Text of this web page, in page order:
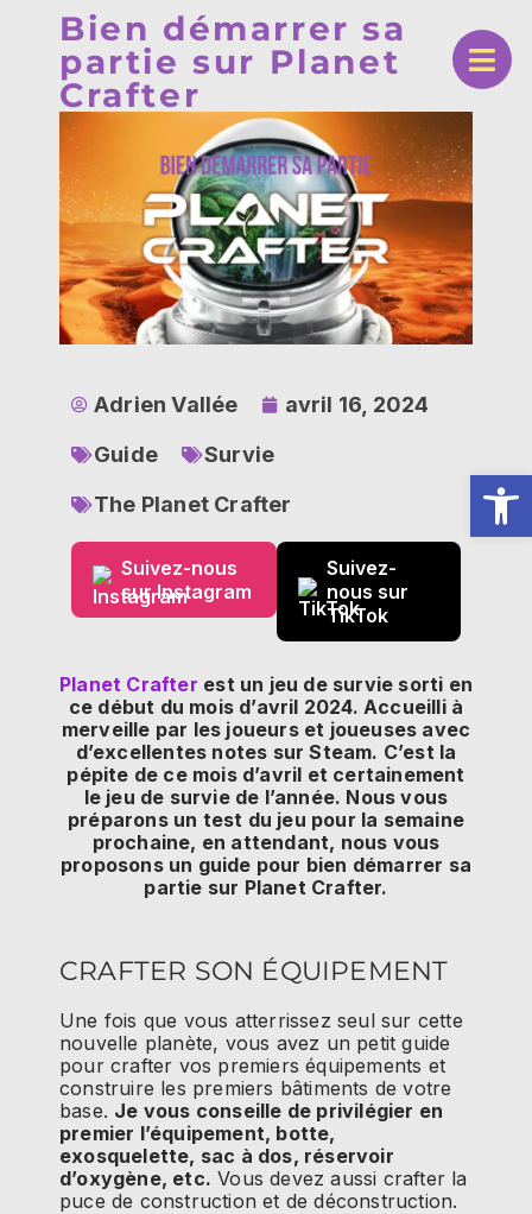
Bien démarrer sa
partie sur Planet
Crafter
Adrien Vallée
avril 16, 2024
Guide
Survie
The Planet Crafter
Suivez-nous
sur Instagram
Suivez-
nous sur
TikTok
Planet Crafter est un jeu de survie sorti en
ce début du mois d’avril 2024. Accueilli à
merveille par les joueurs et joueuses avec
d’excellentes notes sur Steam. C’est la
pépite de ce mois d’avril et certainement
le jeu de survie de l’année. Nous vous
préparons un test du jeu pour la semaine
prochaine, en attendant, nous vous
proposons un guide pour bien démarrer sa
partie sur Planet Crafter.
CRAFTER SON ÉQUIPEMENT
Une fois que vous atterrissez seul sur cette
nouvelle planète, vous avez un petit guide
pour crafter vos premiers équipements et
construire les premiers bâtiments de votre
base. Je vous conseille de privilégier en
premier l’équipement, botte,
exosquelette, sac à dos, réservoir
d’oxygène, etc. Vous devez aussi crafter la
puce de construction et de déconstruction.